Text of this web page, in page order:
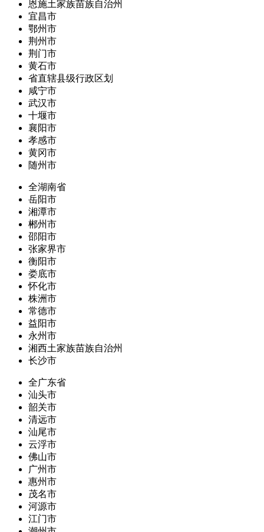
恩施土家族苗族自治州
宜昌市
鄂州市
荆州市
荆门市
黄石市
省直辖县级行政区划
咸宁市
武汉市
十堰市
襄阳市
孝感市
黄冈市
随州市
全湖南省
岳阳市
湘潭市
郴州市
邵阳市
张家界市
衡阳市
娄底市
怀化市
株洲市
常德市
益阳市
永州市
湘西土家族苗族自治州
长沙市
全广东省
汕头市
韶关市
清远市
汕尾市
云浮市
佛山市
广州市
惠州市
茂名市
河源市
江门市